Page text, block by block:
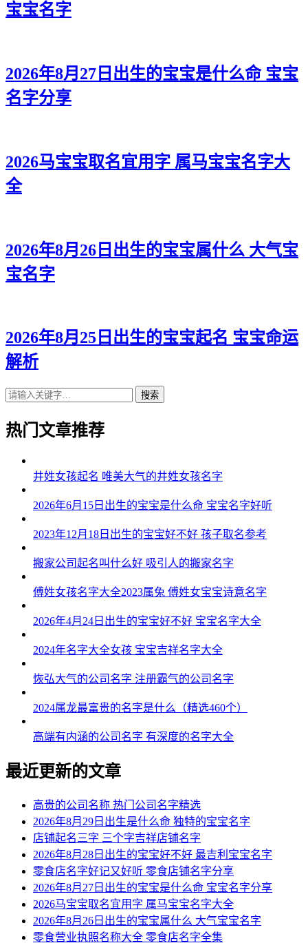
宝宝名字
2026年8月27日出生的宝宝是什么命 宝宝
名字分享
2026马宝宝取名宜用字 属马宝宝名字大
全
2026年8月26日出生的宝宝属什么 大气宝
宝名字
2026年8月25日出生的宝宝起名 宝宝命运
解析
搜索
热门文章推荐
井姓女孩起名 唯美大气的井姓女孩名字
2026年6月15日出生的宝宝是什么命 宝宝名字好听
2023年12月18日出生的宝宝好不好 孩子取名参考
搬家公司起名叫什么好 吸引人的搬家名字
傅姓女孩名字大全2023属兔 傅姓女宝宝诗意名字
2026年4月24日出生的宝宝好不好 宝宝名字大全
2024年名字大全女孩 宝宝吉祥名字大全
恢弘大气的公司名字 注册霸气的公司名字
2024属龙最富贵的名字是什么（精选460个）
高端有内涵的公司名字 有深度的名字大全
最近更新的文章
高贵的公司名称 热门公司名字精选
2026年8月29日出生是什么命 独特的宝宝名字
店铺起名三字 三个字吉祥店铺名字
2026年8月28日出生的宝宝好不好 最吉利宝宝名字
零食店名字好记又好听 零食店铺名字分享
2026年8月27日出生的宝宝是什么命 宝宝名字分享
2026马宝宝取名宜用字 属马宝宝名字大全
2026年8月26日出生的宝宝属什么 大气宝宝名字
零食营业执照名称大全 零食店名字全集